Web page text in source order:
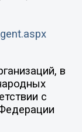
в
с